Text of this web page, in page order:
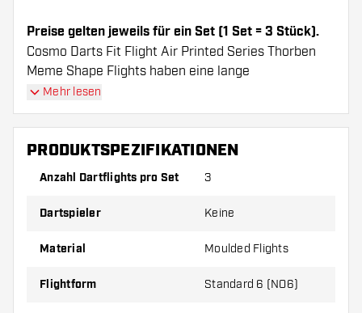
Preise gelten jeweils für ein Set (1 Set = 3 Stück).
Cosmo Darts Fit Flight Air Printed Series Thorben
Meme Shape Flights haben eine lange
Lebenserwartung. Diese Flights können nur mit
Cosmo Fit Shafts verwendet werden.
Dartshopper Tipp!
Shafts. Diese können sich durch Gebrauch
Probieren Sie eine andere Form, ein anderes
Mehr lesen
PRODUKTSPEZIFIKATIONEN
Anzahl Dartflights pro Set 3
Dartspieler Keine
Material Moulded Flights
Flightform Standard 6 (NO6)